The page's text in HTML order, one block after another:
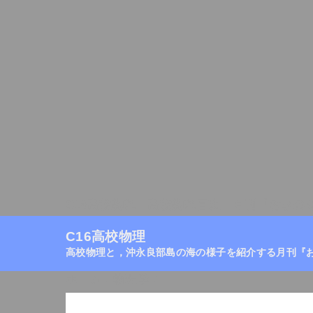
C16高校物理
高校物理と，沖永良部島の海の様子を紹介する月刊『